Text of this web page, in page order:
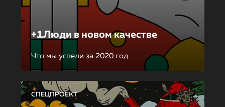
+1Люди в новом качестве
Что мы успели за 2020 год
СПЕЦПРОЕКТ